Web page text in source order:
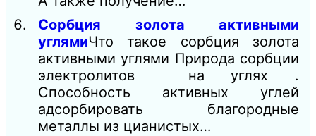
Сорбция золота активными
углямиЧто такое сорбция золота
активными углями Природа сорбции
электролитов на углях .
Способность активных углей
адсорбировать благородные
металлы из цианистых…